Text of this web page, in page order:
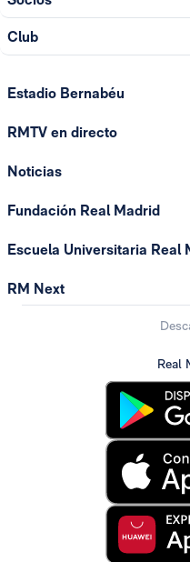
Club
Estadio Bernabéu
RMTV en directo
Noticias
Fundación Real Madrid
Escuela Universitaria Real
RM Next
Real